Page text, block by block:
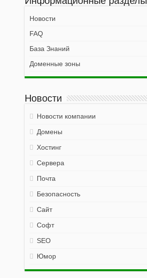
Новости
FAQ
База Знаний
Доменные зоны
Новости
Новости компании
Домены
Хостинг
Сервера
Почта
Безопасность
Сайт
Софт
SEO
Юмор